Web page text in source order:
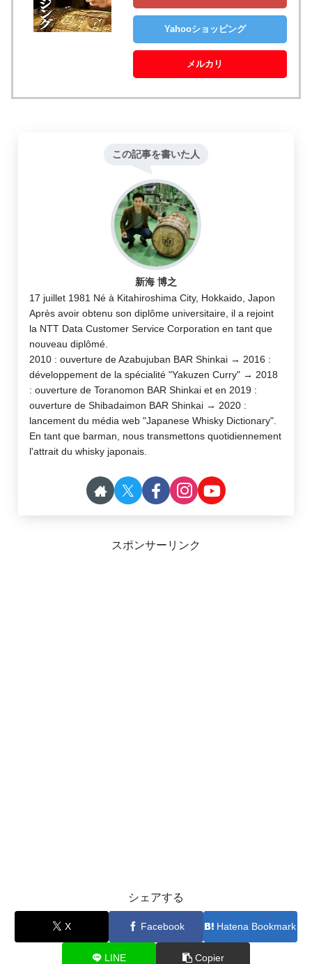
Yahooショッピング
メルカリ
この記事を書いた人
新海 博之
17 juillet 1981 Né à Kitahiroshima City, Hokkaido, Japon
Après avoir obtenu son diplôme universitaire, il a rejoint
la NTT Data Customer Service Corporation en tant que
nouveau diplômé.
2010 : ouverture de Azabujuban BAR Shinkai → 2016 :
développement de la spécialité "Yakuzen Curry" → 2018
: ouverture de Toranomon BAR Shinkai et en 2019 :
ouverture de Shibadaimon BAR Shinkai → 2020 :
lancement du média web "Japanese Whisky Dictionary".
En tant que barman, nous transmettons quotidiennement
l'attrait du whisky japonais.
スポンサーリンク
シェアする
X Facebook Hatena Bookmark
LINE Copier